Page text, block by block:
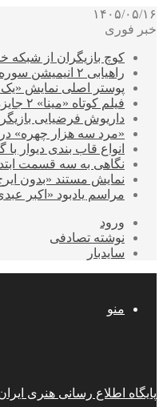
۱۴۰۵/۰۵/۱۶
خبر فوری
کوچ بازیگران از
راهیابی ۲ انیمیشن سوره به سی‌امین جشنواره فیلم رود آیلند
پوستر اصلی نمایش
فیلم کوتاه «مینا» ۲ جایزه از راه ابریشم گرفت؛ پوستر منتشر شد
داریوش فرضیایی
«مرد سه هزار چهره»
انواع قاب بندی
نگاهی به سه قسمت
نمایش مستند «بدون
مراسم یادبود «اکبر
ورود
نوشته تصادفی
سایدبار
منو
پایگاه اطلاع رسانی هنری